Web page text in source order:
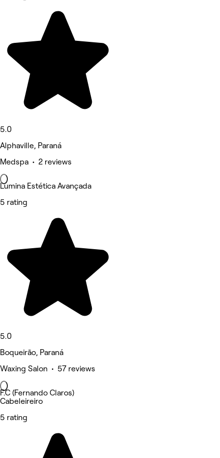
5.0
Alphaville, Paraná
Medspa • 2 reviews
Lumina Estética Avançada
5 rating
5.0
Boqueirão, Paraná
Waxing Salon • 57 reviews
F.C (Fernando Claros)
Cabeleireiro
5 rating